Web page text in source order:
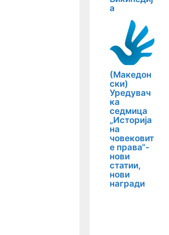
а
(Македон
ски)
Уредувач
ка
седмица
„Историја
на
човековит
е права“-
нови
статии,
нови
награди